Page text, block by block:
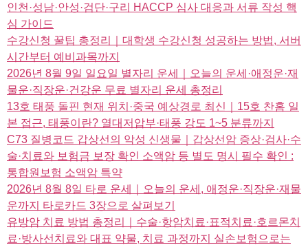
인천·성남·안성·검단·구리 HACCP 심사 대응과 서류 작성 핵
심 가이드
수강신청 꿀팁 총정리｜대학생 수강신청 성공하는 방법, 서버
시간부터 예비과목까지
2026년 8월 9일 일요일 별자리 운세｜오늘의 운세·애정운·재
물운·직장운·건강운 무료 별자리 운세 총정리
13호 태풍 돌핀 현재 위치·중국 예상경로 최신｜15호 찬홈 일
본 접근, 태풍이란? 열대저압부·태풍 강도 1~5 분류까지
C73 질병코드 갑상선의 악성 신생물｜갑상선암 증상·검사·수
술·치료와 보험금 보장 확인 소액암 등 별도 명시 필수 확인 :
통합원보험 소액암 특약
2026년 8월 8일 타로 운세｜오늘의 운세, 애정운·직장운·재물
운까지 타로카드 3장으로 살펴보기
유방암 치료 방법 총정리｜수술·항암치료·표적치료·호르몬치
료·방사선치료와 대표 약물, 치료 과정까지 실손보험으로는